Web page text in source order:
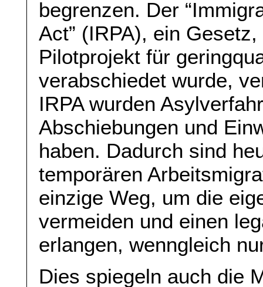
begrenzen. Der
Act” (IRPA), ein
Pilotprojekt für
verabschiedet wurde,
IRPA wurden
Abschiebungen und
haben. Dadurch sind
temporären
einzige Weg, um die
vermeiden und einen
erlangen, wenngleich
Dies spiegeln auch die